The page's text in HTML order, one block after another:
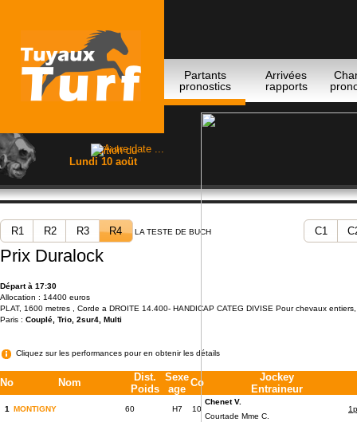
Edition du
Lundi 10 aoüt
Partants
pronostics
Arrivées
rapports
R1 R2 R3 R4 LA TESTE DE BUCH C1
Prix Duralock
Départ à 17:30
Allocation : 14400 euros
PLAT, 1600 metres , Corde a DROITE 14.400- HANDICAP CATEG DIVISE Pour chevaux
Paris : Couplé, Trio, 2sur4, Multi
Cliquez sur les performances pour en obtenir les détails
No Nom
Dist.
Poids
Sexe
age
Co
Jockey
Entraineur
1 MONTIGNY 60 H7 10
Chenet V.
Courtade Mme C.